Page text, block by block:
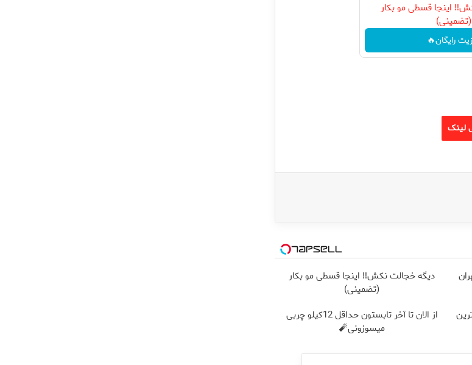
اینجا قسطی مو بکار
(تضمینی)
رایگان🔥
لینک
دیگه خجالت نکش‼️ اینجا قسطی مو بکار
(تضمینی)
از الان تا آخر تابستون حداقل 12کیلو چربی
میسوزونی🧨